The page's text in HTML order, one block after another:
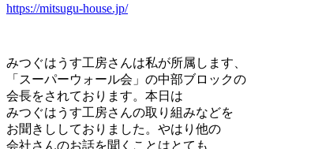
https://mitsugu-house.jp/
みつぐはうす工房さんは私が所属します、
「スーパーウォール会」の中部ブロックの
会長をされております。本日は
みつぐはうす工房さんの取り組みなどを
お聞きししておりました。やはり他の
会社さんのお話を聞くことはとても